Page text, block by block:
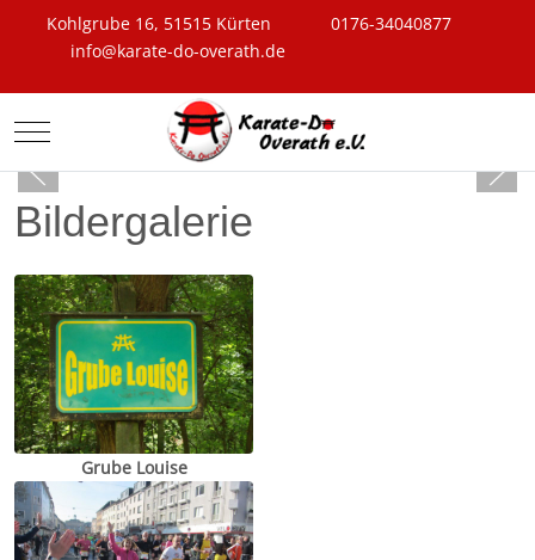
Kohlgrube 16, 51515 Kürten
0176-34040877
info@karate-do-overath.de
Mobile Menu Toggle
Bildergalerie
Grube Louise